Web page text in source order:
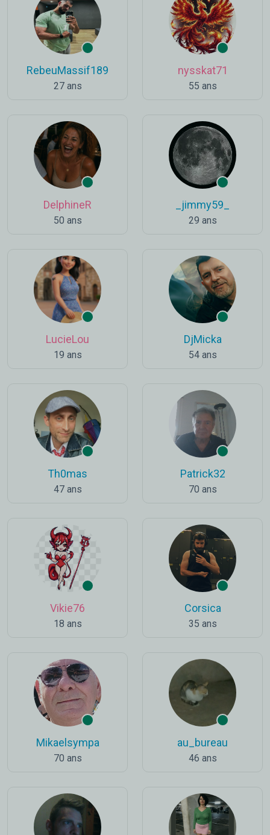
RebeuMassif189
27 ans
nysskat71
55 ans
DelphineR
50 ans
_jimmy59_
29 ans
LucieLou
19 ans
DjMicka
54 ans
Th0mas
47 ans
Patrick32
70 ans
Vikie76
18 ans
Corsica
35 ans
Mikaelsympa
70 ans
au_bureau
46 ans